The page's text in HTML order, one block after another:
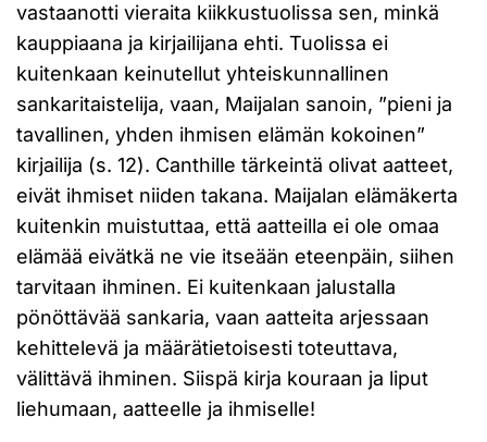
vastaanotti vieraita kiikkustuolissa sen, minkä
kauppiaana ja kirjailijana ehti. Tuolissa ei
kuitenkaan keinutellut yhteiskunnallinen
sankaritaistelija, vaan, Maijalan sanoin, ”pieni ja
tavallinen, yhden ihmisen elämän kokoinen”
kirjailija (s. 12). Canthille tärkeintä olivat aatteet,
eivät ihmiset niiden takana. Maijalan elämäkerta
kuitenkin muistuttaa, että aatteilla ei ole omaa
elämää eivätkä ne vie itseään eteenpäin, siihen
tarvitaan ihminen. Ei kuitenkaan jalustalla
pönöttävää sankaria, vaan aatteita arjessaan
kehittelevä ja määrätietoisesti toteuttava,
välittävä ihminen. Siispä kirja kouraan ja liput
liehumaan, aatteelle ja ihmiselle!